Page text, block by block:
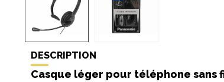
DESCRIPTION
Casque léger pour téléphone sans fil